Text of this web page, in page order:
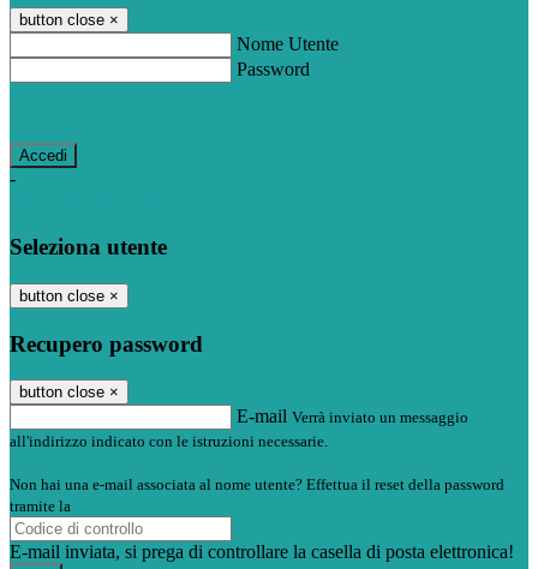
button close ×
Nome Utente
Password
-
Seleziona utente
button close ×
Recupero password
button close ×
E-mail Verrà inviato un messaggio
all'indirizzo indicato con le istruzioni necessarie.
Non hai una e-mail associata al nome utente? Effettua il reset della password
tramite la
E-mail inviata, si prega di controllare la casella di posta elettronica!